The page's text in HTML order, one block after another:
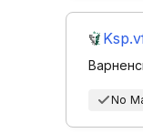
No